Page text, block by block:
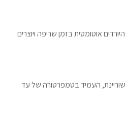
אוטומטית בזמן שריפה ויוצרים
משוריינת, העמיד בטמפרטורה של עד